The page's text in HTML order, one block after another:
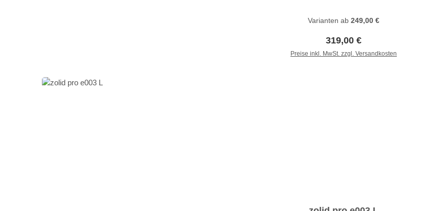
Varianten ab 249,00 €
Regulärer Preis:
319,00 €
Preise inkl. MwSt. zzgl. Versandkosten